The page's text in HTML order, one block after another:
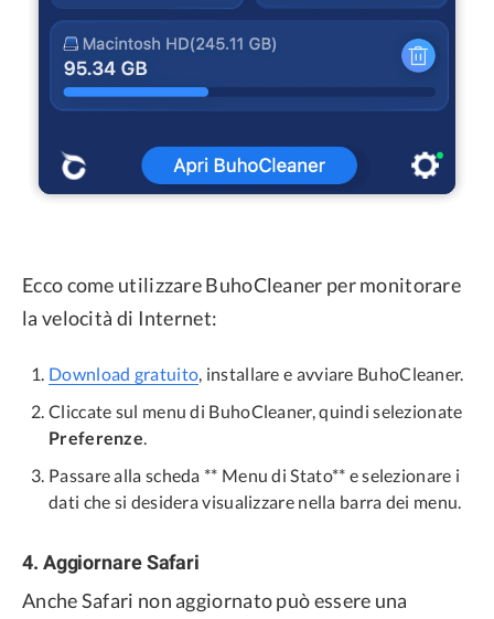
Ecco come utilizzare BuhoCleaner per monitorare
la velocità di Internet:
Download gratuito, installare e avviare BuhoCleaner.
Cliccate sul menu di BuhoCleaner, quindi selezionate
Preferenze.
Passare alla scheda ** Menu di Stato** e selezionare i
dati che si desidera visualizzare nella barra dei menu.
4. Aggiornare Safari
Anche Safari non aggiornato può essere una